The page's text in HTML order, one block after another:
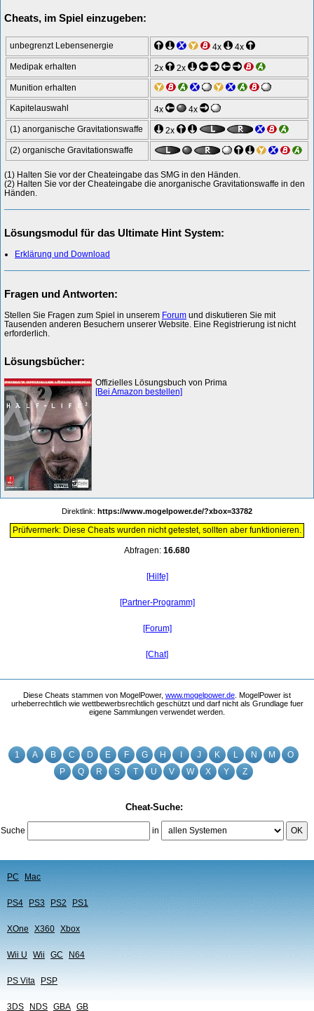
1 A B C D E F G H I J K L N M
O
P
Q R S T U V W X Y Z
Cheat-Suche:
Suche in OK
PC Mac
PS4 PS3 PS2 PS1
XOne X360 Xbox
Wii U Wii GC N64
PS Vita PSP
3DS NDS GBA GB
Cheats, im Spiel einzugeben:
unbegrenzt Lebensenergie 4x
4x
Medipak erhalten
2x
2x
Munition erhalten
Kapitelauswahl 4x
4x
(1) anorganische Gravitationswaffe
2x
(2) organische Gravitationswaffe
(1) Halten Sie vor der Cheateingabe das SMG in den Händen.
(2) Halten Sie vor der Cheateingabe die anorganische Gravitationswaffe in den
Händen.
Lösungsmodul für das Ultimate Hint System:
Erklärung und Download
Fragen und Antworten:
Stellen Sie Fragen zum Spiel in unserem Forum und diskutieren Sie mit
Tausenden anderen Besuchern unserer Website. Eine Registrierung ist nicht
erforderlich.
Lösungsbücher:
Offizielles Lösungsbuch von Prima
[Bei Amazon bestellen]
Direktlink: https://www.mogelpower.de/?xbox=33782
Prüfvermerk: Diese Cheats wurden nicht getestet, sollten aber funktionieren.
Abfragen: 16.680
[Hilfe]
[Partner-Programm]
[Forum]
[Chat]
Diese Cheats stammen von MogelPower, www.mogelpower.de . MogelPower ist
urheberrechtlich wie wettbewerbsrechtlich geschützt und darf nicht als Grundlage fuer
eigene Sammlungen verwendet werden.